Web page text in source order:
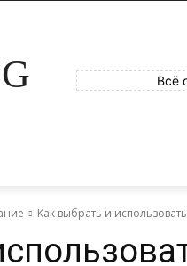
Всё
Как выбрать и